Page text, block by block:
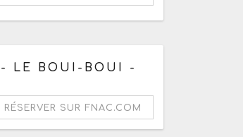
2026 à 19h
- LE BOUI-BOUI -
RÉSERVER SUR FNAC.COM